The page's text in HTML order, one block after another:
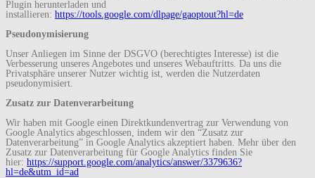
Plugin herunterladen und
installieren: https://tools.google.com/dlpage/gaoptout?hl=de
Pseudonymisierung
Unser Anliegen im Sinne der DSGVO (berechtigtes Interesse) ist die
Verbesserung unseres Angebotes und unseres Webauftritts. Da uns die
Privatsphäre unserer Nutzer wichtig ist, werden die Nutzerdaten
pseudonymisiert.
Zusatz zur Datenverarbeitung
Wir haben mit Google einen Direktkundenvertrag zur Verwendung von
Google Analytics abgeschlossen, indem wir den “Zusatz zur
Datenverarbeitung” in Google Analytics akzeptiert haben. Mehr über den
Zusatz zur Datenverarbeitung für Google Analytics finden Sie
hier: https://support.google.com/analytics/answer/3379636?
hl=de&utm_id=ad